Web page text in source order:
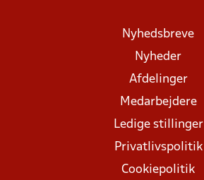
Nyhedsbreve
Nyheder
Afdelinger
Medarbejdere
Ledige stillinger
Privatlivspolitik
Cookiepolitik